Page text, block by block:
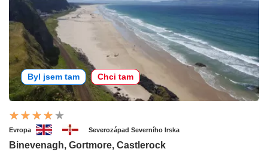
Byl jsem tam Chci tam
Evropa Severozápad Severního Irska
Binevenagh, Gortmore, Castlerock